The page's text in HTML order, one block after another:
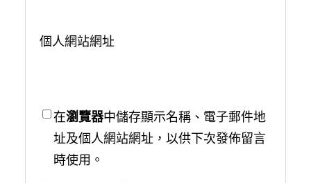
個人網站網址
在瀏覽器中儲存顯示名稱、電子郵件地
址及個人網站網址，以供下次發佈留言
時使用。